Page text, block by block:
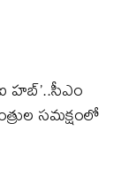
హబ్’..సీఎం
సమక్షంలో